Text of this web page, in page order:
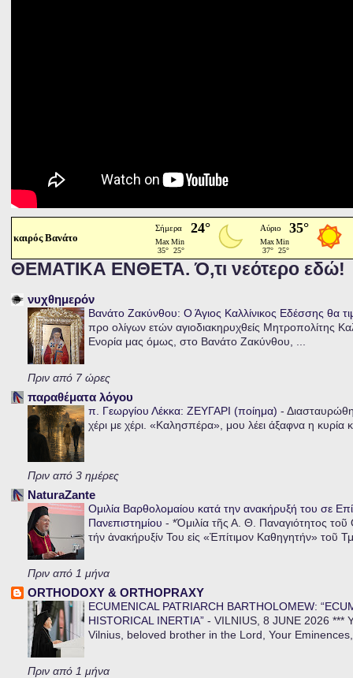
καιρός Βανάτο
ΘΕΜΑΤΙΚΑ ΕΝΘΕΤΑ. Ό,τι νεότερο εδώ!
νυχθημερόν
Βανάτο Ζακύνθου: Ο Άγιος Καλλίνικος Εδέσσης θα
προ ολίγων ετών αγιοδιακηρυχθείς Μητροπολίτης
Ενορία μας όμως, στο Βανάτο Ζακύνθου, ...
Πριν από 7 ώρες
παραθέματα λόγου
π. Γεωργίου Λέκκα: ΖΕΥΓΑΡΙ (ποίημα) -
χέρι με χέρι. «Καλησπέρα», μου λέει άξαφνα η κυρία
Πριν από 3 ημέρες
NaturaZante
Ομιλία Βαρθολομαίου κατά την ανακήρυξή του σε
Πανεπιστημίου - *Ὁμιλία τῆς Α. Θ. Παναγιότητος
τήν ἀνακήρυξίν Του εἰς «Ἐπίτιμον Καθηγητήν» τοῦ
Πριν από 1 μήνα
ORTHODOXY & ORTHOPRAXY
ECUMENICAL PATRIARCH BARTHOLOMEW:
HISTORICAL INERTIA” - VILNIUS, 8 JUNE 2026 ***
Vilnius, beloved brother in the Lord, Your
Πριν από 1 μήνα